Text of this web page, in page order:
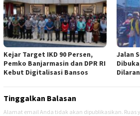
Kejar Target IKD 90 Persen,
Pemko Banjarmasin dan DPR RI
Kebut Digitalisasi Bansos
Jalan
Tinggalkan Balasan
Alamat email Anda tidak akan dipublikasikan. Ruas